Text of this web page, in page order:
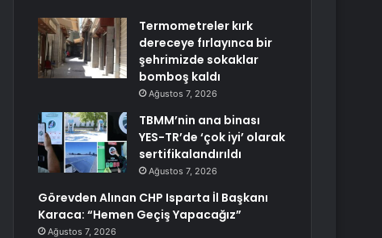
Termometreler kırk
dereceye fırlayınca bir
şehrimizde sokaklar
bomboş kaldı
Ağustos 7, 2026
TBMM’nin ana binası
YES-TR’de ‘çok iyi’ olarak
sertifikalandırıldı
Ağustos 7, 2026
Görevden Alınan CHP Isparta İl Başkanı
Karaca: “Hemen Geçiş Yapacağız”
Ağustos 7, 2026